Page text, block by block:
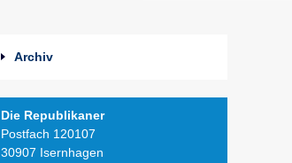
Archiv
Die Republikaner
Postfach 120107
30907 Isernhagen